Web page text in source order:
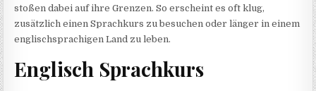
stoßen dabei auf ihre Grenzen. So erscheint es oft klug,
zusätzlich einen Sprachkurs zu besuchen oder länger in einem
englischsprachigen Land zu leben.
Englisch Sprachkurs